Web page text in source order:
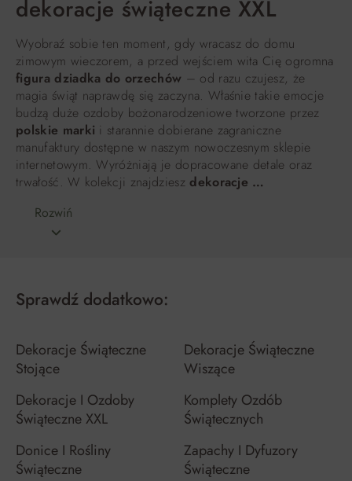
dekoracje świąteczne XXL
Wyobraź sobie ten moment, gdy wracasz do domu
zimowym wieczorem, a przed wejściem wita Cię ogromna
figura dziadka do orzechów – od razu czujesz, że
magia świąt naprawdę się zaczyna. Właśnie takie emocje
budzą duże ozdoby bożonarodzeniowe tworzone przez
polskie marki i starannie dobierane zagraniczne
manufaktury dostępne w naszym nowoczesnym sklepie
internetowym. Wyróżniają je dopracowane detale oraz
trwałość. W kolekcji znajdziesz dekoracje …
Rozwiń
Sprawdź dodatkowo:
Dekoracje Świąteczne
Stojące
Dekoracje Świąteczne
Wiszące
Dekoracje I Ozdoby
Świąteczne XXL
Komplety Ozdób
Świątecznych
Donice I Rośliny
Świąteczne
Zapachy I Dyfuzory
Świąteczne